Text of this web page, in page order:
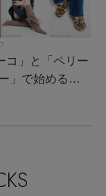
コ」と「ペリー
」で始める秋